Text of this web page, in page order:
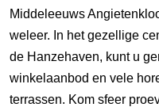
Middeleeuws
weleer. In het gezellige
de Hanzehaven, kunt u
winkelaanbod en vele
terrassen. Kom sfeer